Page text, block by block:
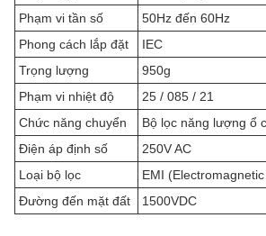
Phạm vi tần số
50Hz đến 60Hz
Phong cách lắp đặt
IEC
Trọng lượng
950g
Phạm vi nhiệt độ
25 / 085 / 21
Chức năng chuyển
Bộ lọc năng lượng ổ
Điện áp định số
250V AC
Loại bộ lọc
EMI
Đường đến mặt đất
1500VDC